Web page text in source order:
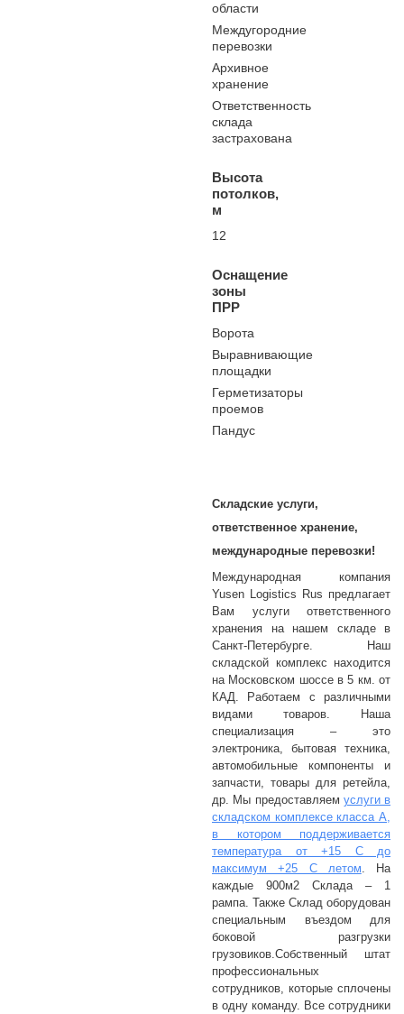
области
Междугородние
перевозки
Архивное
хранение
Ответственность
склада
застрахована
Высота
потолков,
м
12
Оснащение
зоны
ПРР
Ворота
Выравнивающие
площадки
Герметизаторы
проемов
Пандус
Складские услуги,
ответственное хранение,
международные перевозки!
Международная
компания
Yusen Logistics Rus предлагает
Вам услуги ответственного
хранения
на нашем складе в
Санкт-Петербурге. Наш
складской комплекс находится
на Московском шоссе в 5 км. от
КАД.
Работаем с различными
видами
товаров. Наша
специализация – это
электроника, бытовая техника,
автомобильные компоненты и
запчасти, товары для ретейла,
др. Мы предоставляем услуги в
складском комплексе класса А,
в котором поддерживается
температура от +15 С до
максимум +25 С летом. На
каждые 900м2 Склада – 1
рампа. Также Склад оборудован
специальным въездом для
боковой разгрузки
грузовиков.Собственный штат
профессиональных
сотрудников, которые сплочены
в одну команду. Все сотрудники